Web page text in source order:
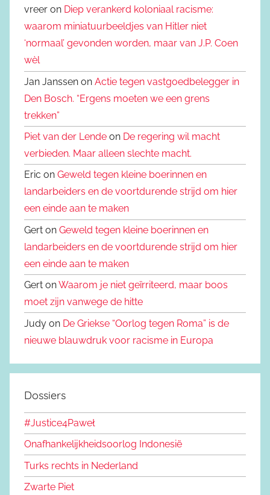
vreer on Diep verankerd koloniaal racisme:
waarom miniatuurbeeldjes van Hitler niet
‘normaal’ gevonden worden, maar van J.P. Coen
wèl
Jan Janssen on Actie tegen vastgoedbelegger in
Den Bosch. “Ergens moeten we een grens
trekken”
Piet van der Lende on De regering wil macht
verbieden. Maar alleen slechte macht.
Eric on Geweld tegen kleine boerinnen en
landarbeiders en de voortdurende strijd om hier
een einde aan te maken
Gert on Geweld tegen kleine boerinnen en
landarbeiders en de voortdurende strijd om hier
een einde aan te maken
Gert onWaarom je niet geïrriteerd, maar boos
moet zijn vanwege de hitte
Judy on De Griekse “Oorlog tegen Roma” is de
nieuwe blauwdruk voor racisme in Europa
Dossiers
#Justice4Paweł
Onafhankelijkheidsoorlog Indonesië
Turks rechts in Nederland
Zwarte Piet